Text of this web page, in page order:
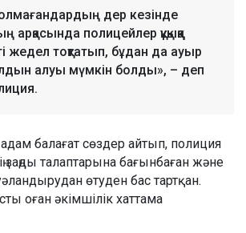
дер кезінде
арқасында полицейлер құқыққа
жедел тоқтатып, бұдан да ауыр
алуы мүмкін болды», – деп
адам балағат сөздер айтып, полиция
заңды талаптарына бағынбаған және
өтуден бас тартқан.
оған әкімшілік хаттама